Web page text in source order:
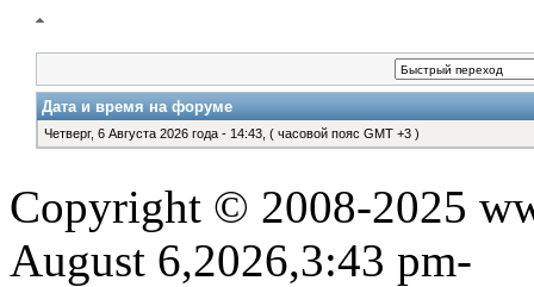
Дата и время на форуме
Четверг, 6 Августа 2026 года - 14:43, ( часовой пояс GMT +3 )
Copyright © 2008-2025
August 6,2026,3:43 pm-